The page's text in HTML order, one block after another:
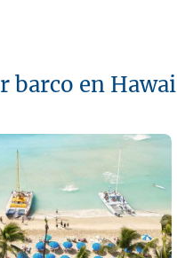
barco en Hawai